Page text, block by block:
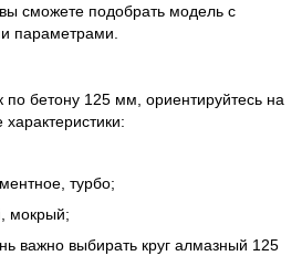
сможете подобрать модель с
параметрами.
бетону 125 мм, ориентируйтесь на
турбо;
мокрый;
важно выбирать круг алмазный 125